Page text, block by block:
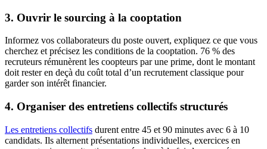
3. Ouvrir le sourcing à la cooptation
Informez vos collaborateurs du poste ouvert, expliquez ce que vous
cherchez et précisez les conditions de la cooptation. 76 % des
recruteurs rémunèrent les coopteurs par une prime, dont le montant
doit rester en deçà du coût total d’un recrutement classique pour
garder son intérêt financier.
4. Organiser des entretiens collectifs structurés
Les entretiens collectifs durent entre 45 et 90 minutes avec 6 à 10
candidats. Ils alternent présentations individuelles, exercices en